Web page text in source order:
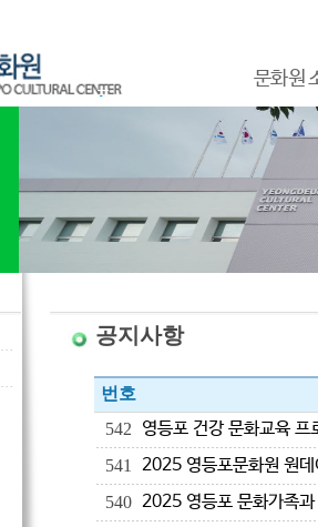
문화원
공지사항
번호
542
영등포 건강 문화교육
541 2025 영등포문화원 원데
540 2025 영등포 문화가족